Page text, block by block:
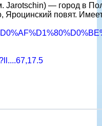
Jarotschin) — город в
Яроцинский повят.